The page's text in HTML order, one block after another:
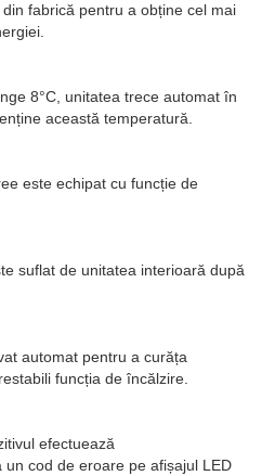
fabrică pentru a obține cel mai
8°C, unitatea trece automat în
această temperatură.
este echipat cu funcție de
suflat de unitatea interioară după
automat pentru a curăța
funcția de încălzire.
efectuează
cod de eroare pe afișajul LED